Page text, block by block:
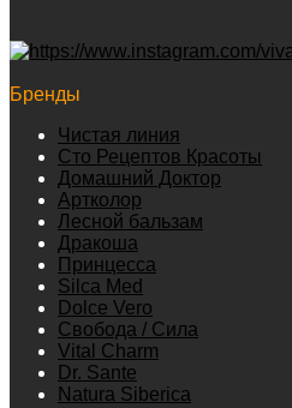
Бренды
Чистая линия
Сто Рецептов Красоты
Домашний Доктор
Артколор
Лесной бальзам
Дракоша
Принцесса
Silca Med
Dolce Vero
Свобода / Сила
Vital Charm
Dr. Sante
Natura Siberica